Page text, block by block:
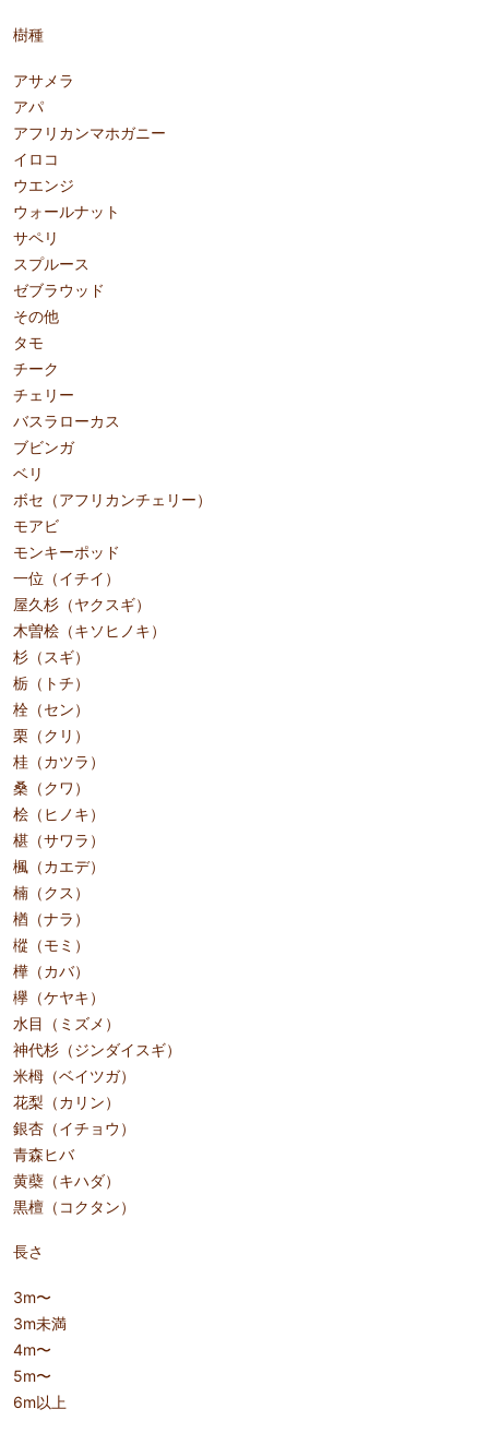
樹種
アサメラ
アパ
アフリカンマホガニー
イロコ
ウエンジ
ウォールナット
サペリ
スプルース
ゼブラウッド
その他
タモ
チーク
チェリー
バスラローカス
ブビンガ
ベリ
ボセ（アフリカンチェリー）
モアビ
モンキーポッド
一位（イチイ）
屋久杉（ヤクスギ）
木曽桧（キソヒノキ）
杉（スギ）
栃（トチ）
栓（セン）
栗（クリ）
桂（カツラ）
桑（クワ）
桧（ヒノキ）
椹（サワラ）
楓（カエデ）
楠（クス）
楢（ナラ）
樅（モミ）
樺（カバ）
欅（ケヤキ）
水目（ミズメ）
神代杉（ジンダイスギ）
米栂（ベイツガ）
花梨（カリン）
銀杏（イチョウ）
青森ヒバ
黄蘗（キハダ）
黒檀（コクタン）
長さ
3m〜
3m未満
4m〜
5m〜
6m以上